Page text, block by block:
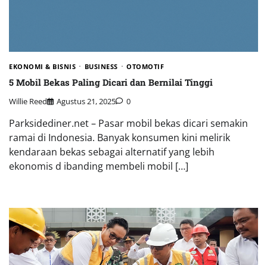
EKONOMI & BISNIS BUSINESS OTOMOTIF
5 Mobil Bekas Paling Dicari dan Bernilai Tinggi
Willie Reed Agustus 21, 2025 0
Parksidediner.net – Pasar mobil bekas dicari semakin
ramai di Indonesia. Banyak konsumen kini melirik
kendaraan bekas sebagai alternatif yang lebih
ekonomis d ibanding membeli mobil […]